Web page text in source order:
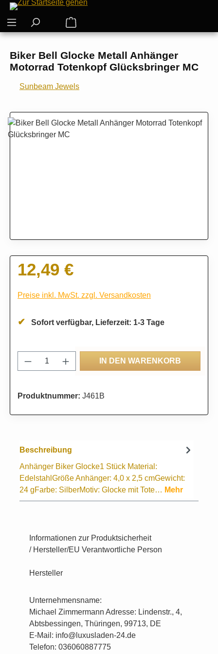
Zum Hauptinhalt springen
Warenkorb enthält 0 Positionen. Der
Biker Bell Glocke Metall Anhänger
Motorrad Totenkopf Glücksbringer MC
Sunbeam Jewels
Bildergalerie überspringen
Regulärer Preis:
12,49 €
Preise inkl. MwSt. zzgl. Versandkosten
Sofort verfügbar, Lieferzeit: 1-3 Tage
Produkt Anzahl: Gib den gewünschten
IN DEN WARENKORB
Produktnummer: J461B
Beschreibung
Anhänger Biker Glocke1 Stück Material:
EdelstahlGröße Anhänger: 4,0 x 2,5 cmGewicht:
24 gFarbe: SilberMotiv: Glocke mit Tote… Mehr
Informationen zur Produktsicherheit
/ Hersteller/EU Verantwortliche Person
Hersteller
Unternehmensname:
Michael Zimmermann Adresse: Lindenstr., 4,
Abtsbessingen, Thüringen, 99713, DE
E-Mail: info@luxusladen-24.de
Telefon: 036060887775